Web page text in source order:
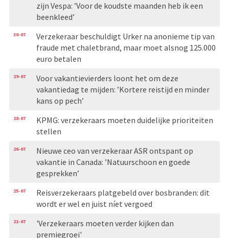
zijn Vespa: ’Voor de koudste maanden heb ik een
beenkleed’
30-07
Verzekeraar beschuldigt Urker na anonieme tip van
fraude met chaletbrand, maar moet alsnog 125.000
euro betalen
29-07
Voor vakantievierders loont het om deze
vakantiedag te mijden: ’Kortere reistijd en minder
kans op pech’
28-07
KPMG: verzekeraars moeten duidelijke prioriteiten
stellen
26-07
Nieuwe ceo van verzekeraar ASR ontspant op
vakantie in Canada: ’Natuurschoon en goede
gesprekken’
25-07
Reisverzekeraars platgebeld over bosbranden: dit
wordt er wel en juist níet vergoed
21-07
'Verzekeraars moeten verder kijken dan
premiegroei'